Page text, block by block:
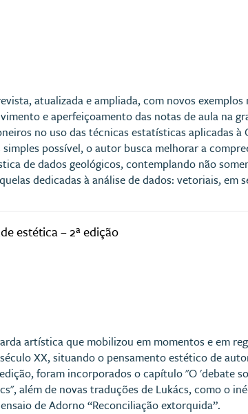
atualizada e ampliada, com novos
e aperfeiçoamento das notas de aula na
no uso das técnicas estatísticas aplicadas à
possível, o autor busca melhorar a
de dados geológicos, contemplando não
dedicadas à análise de dados: vetoriais, em
estética – 2ª edição
artística que mobilizou em momentos e em
XX, situando o pensamento estético de
foram incorporados o capítulo "O 'debate
além de novas traduções de Lukács, como o
de Adorno “Reconciliação extorquida”.